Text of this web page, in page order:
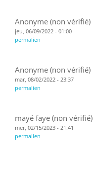
Anonyme (non vérifié)
jeu, 06/09/2022 - 01:00
permalien
Anonyme (non vérifié)
mar, 08/02/2022 - 23:37
permalien
mayé faye (non vérifié)
mer, 02/15/2023 - 21:41
permalien